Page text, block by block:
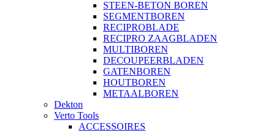
STEEN-BETON BOREN
SEGMENTBOREN
RECIPROBLADE
RECIPRO ZAAGBLADEN
MULTIBOREN
DECOUPEERBLADEN
GATENBOREN
HOUTBOREN
METAALBOREN
Dekton
Verto Tools
ACCESSOIRES